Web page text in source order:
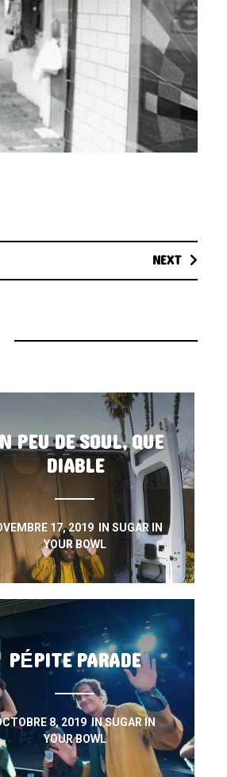
NEXT
PEU DE SOUL, QUE
DIABLE
17, 2019 IN SUGAR IN
YOUR BOWL
PÉPITE PARADE
8, 2019 INSUGAR IN
YOUR BOWL